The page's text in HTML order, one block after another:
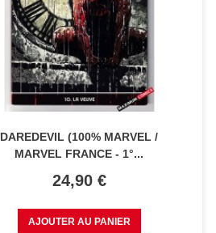
DAREDEVIL (100% MARVEL /
MARVEL FRANCE - 1°...
Prix
24,90 €
AJOUTER AU PANIER